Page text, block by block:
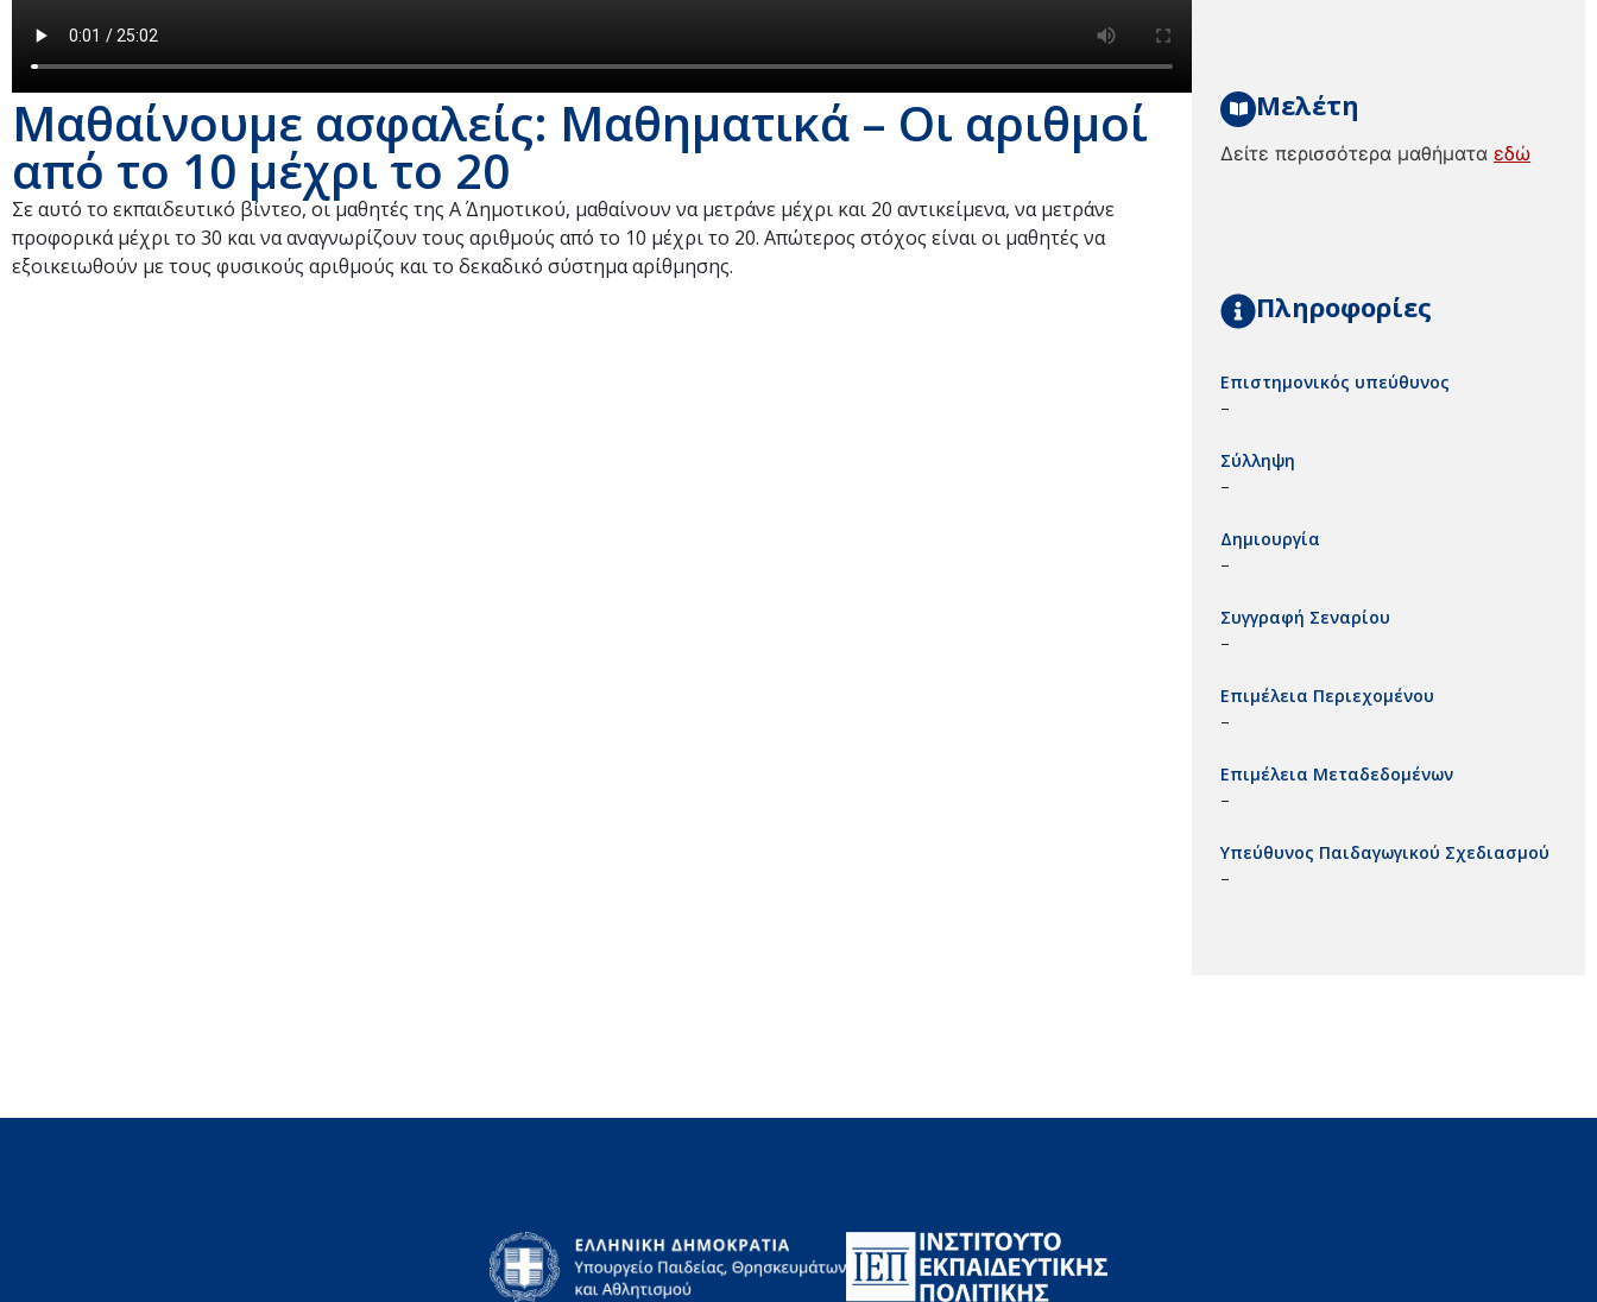
Μαθαίνουμε ασφαλείς: Μαθηματικά – Οι αριθμοί
από το 10 μέχρι το 20
Σε αυτό το εκπαιδευτικό βίντεο, οι μαθητές της Α΄ Δημοτικού, μαθαίνουν να μετράνε μέχρι και 20 αντικείμενα, να μετράνε
προφορικά μέχρι το 30 και να αναγνωρίζουν τους αριθμούς από το 10 μέχρι το 20. Απώτερος στόχος είναι οι μαθητές να
εξοικειωθούν με τους φυσικούς αριθμούς και το δεκαδικό σύστημα αρίθμησης.
Μελέτη
Δείτε περισσότερα μαθήματα εδώ
Πληροφορίες
Επιστημονικός υπεύθυνος
–
Σύλληψη
–
Δημιουργία
–
Συγγραφή Σεναρίου
–
Επιμέλεια Περιεχομένου
–
Επιμέλεια Μεταδεδομένων
–
Υπεύθυνος Παιδαγωγικού Σχεδιασμού
–